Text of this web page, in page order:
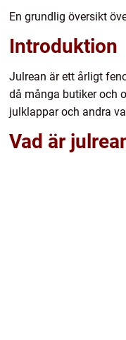
En grundlig översikt
Introduktion
Julrean är ett årligt
då många butiker och
julklappar och andra
Vad är